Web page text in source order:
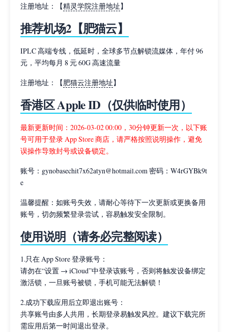
注册地址：【精灵学院注册地址】
推荐机场2【肥猫云】
IPLC 高端专线，低延时，全球多节点解锁流媒体，年付 96
元，平均每月 8 元 60G 高速流量
注册地址：【肥猫云注册地址】
香港区 Apple ID（仅供临时使用）
最新更新时间：2026-03-02 00:00，30分钟更新一次，以下账
号可用于登录 App Store 商店，请严格按照说明操作，避免
误操作导致封号或设备锁定。
账号：gynobasechit7x62atyn@hotmail.com 密码：W4rGYBk9t
e
温馨提醒：如账号失效，请耐心等待下一次更新或更换备用
账号，切勿频繁登录尝试，容易触发安全限制。
使用说明（请务必完整阅读）
1.只在 App Store 登录账号：
请勿在“设置 → iCloud”中登录该账号，否则将触发设备绑定
激活锁，一旦账号被锁，手机可能无法解锁！
2.成功下载应用后立即退出账号：
共享账号由多人共用，长期登录易触发风控。建议下载完所
需应用后第一时间退出登录。